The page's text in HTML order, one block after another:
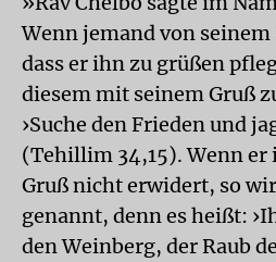
Wenn jemand von
dass er ihn zu grüßen
diesem mit seinem Gruß
›Suche den Frieden und
(Tehillim 34,15). Wenn er
Gruß nicht erwidert, so
genannt, denn es heißt:
den Weinberg, der Raub